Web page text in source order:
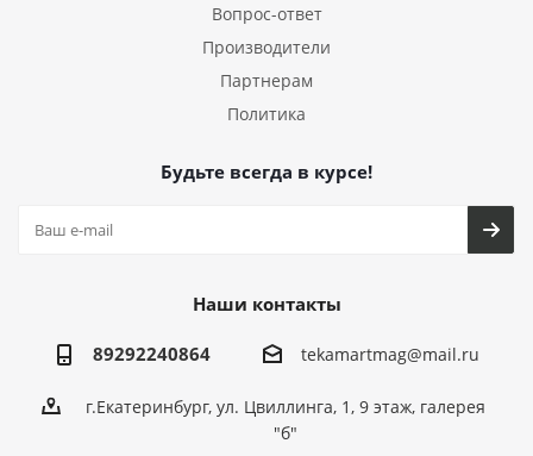
Вопрос-ответ
Производители
Партнерам
Политика
Будьте всегда в курсе!
Наши контакты
89292240864 tekamartmag@mail.ru
г.Екатеринбург, ул. Цвиллинга, 1, 9 этаж, галерея
"б"